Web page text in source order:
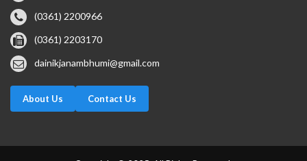
(0361) 2200966
(0361) 2203170
dainikjanambhumi@gmail.com
About Us Contact Us